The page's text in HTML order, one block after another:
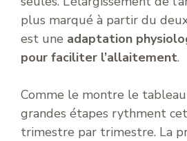
plus marqué à partir du
est une adaptation
pour faciliter l’allaitement.
Comme le montre le
grandes étapes rythment
trimestre par trimestre. La